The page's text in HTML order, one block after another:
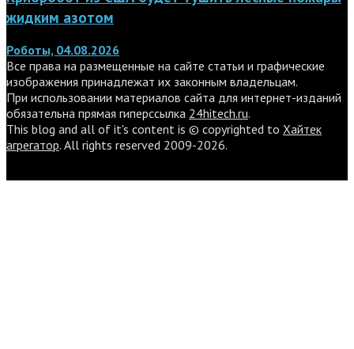
жидким азотом
Роботы, 04.08.2026
Все права на размещенные на сайте статьи и графические
изображения принадлежат их законным владельцам.
При использовании материалов сайта для интернет-изданий
обязательна прямая гиперссылка 24hitech.ru.
This blog and all of it's content is © copyrighted to Хайтек
агрегатор. All rights reserved 2009-2026.